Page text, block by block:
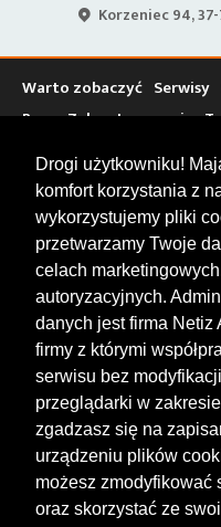
Drogi użytkowniku!
komfort korzystania z
wykorzystujemy pliki
przetwarzamy Twoje
celach
autoryzacyjnych.
danych jest firma Netiz
firmy z którymi
serwisu bez
przeglądarki w
zgadzasz się na
urządzeniu plików
możesz zmodyfikować
oraz skorzystać ze
Korzeniec 94, 37-740
Warto zobaczyć Serwisy
Bary Zakwaterowanie
Targi
Giełdy Szkolenia
FOLLOW US
© 2026 by MotoWhizzer.com
All rights reserved.
KONTAKT
ul. Chopina 16, I piętro